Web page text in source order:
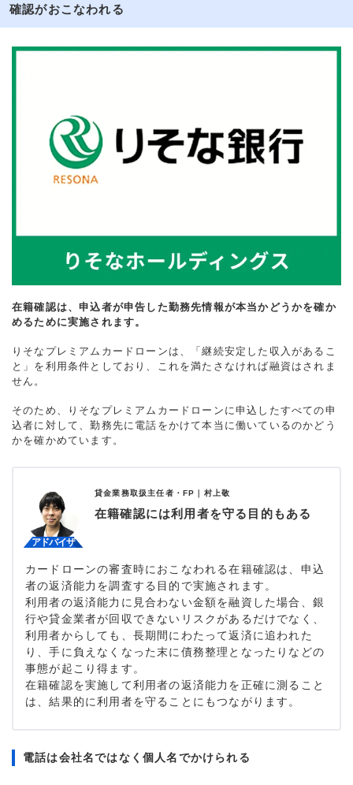
確認がおこなわれる
在籍確認は、申込者が申告した勤務先情報が本当かどうかを確か
めるために実施されます。
りそなプレミアムカードローンは、「継続安定した収入があるこ
と」を利用条件としており、これを満たさなければ融資はされま
せん。
そのため、りそなプレミアムカードローンに申込したすべての申
込者に対して、勤務先に電話をかけて本当に働いているのかどう
かを確かめています。
貸金業務取扱主任者・FP｜ 村上敬
在籍確認には利用者を守る目的もある
カードローンの審査時におこなわれる在籍確認は、申込
者の返済能力を調査する目的で実施されます。
利用者の返済能力に見合わない金額を融資した場合、銀
行や貸金業者が回収できないリスクがあるだけでなく、
利用者からしても、長期間にわたって返済に追われた
り、手に負えなくなった末に債務整理となったりなどの
事態が起こり得ます。
在籍確認を実施して利用者の返済能力を正確に測ること
は、結果的に利用者を守ることにもつながります。
電話は会社名ではなく個人名でかけられる